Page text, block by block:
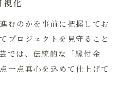
化
むのかを事前に把握してお
プロジェクトを見守ること
では、伝統的な「縁付金
一点真心を込めて仕上げて